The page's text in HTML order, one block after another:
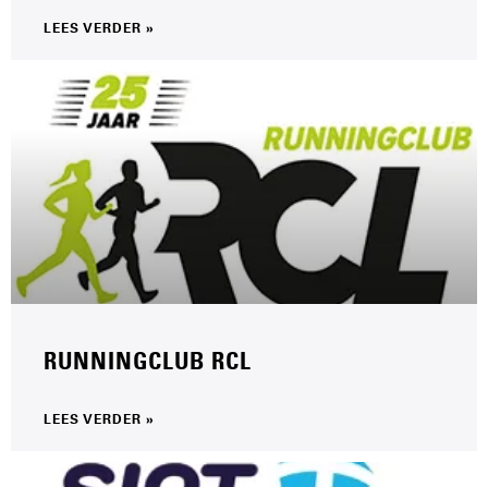
LEES VERDER »
RUNNINGCLUB RCL
LEES VERDER »